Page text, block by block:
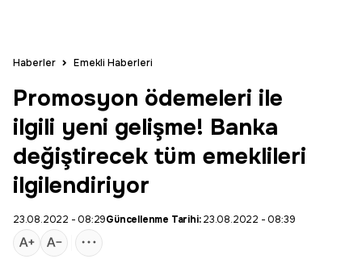
Haberler Emekli Haberleri
Promosyon ödemeleri ile
ilgili yeni gelişme! Banka
değiştirecek tüm emeklileri
ilgilendiriyor
23.08.2022 - 08:29Güncellenme Tarihi:23.08.2022 - 08:39